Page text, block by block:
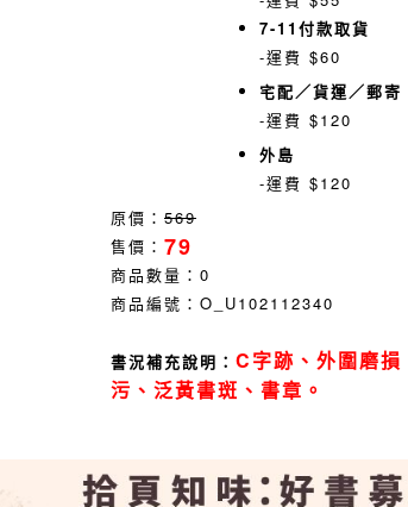
7-11付款取貨
-運費 $60
宅配／貨運／郵寄
-運費 $120
外島
-運費 $120
原價： 569
售價： 79
商品數量： 0
商品編號： O_U102112340
書況補充說明： C字跡、外圍磨損
污、泛黃書斑、書章。